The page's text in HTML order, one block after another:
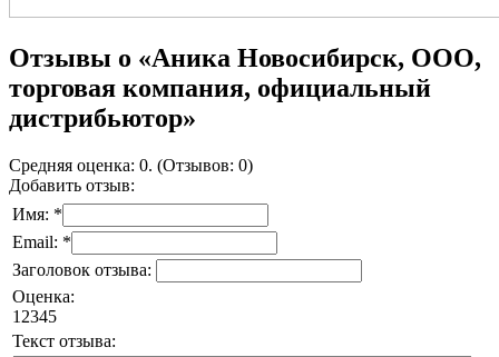
Отзывы о «Аника Новосибирск, ООО,
торговая компания, официальный
дистрибьютор»
Средняя оценка: 0. (Отзывов: 0)
Добавить отзыв:
Имя: *
Email: *
Заголовок отзыва:
Оценка:
1 2345
Текст отзыва: